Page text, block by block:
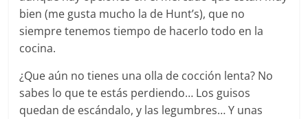
bien (me gusta mucho la de Hunt’s), que no
siempre tenemos tiempo de hacerlo todo en la
cocina.
¿Que aún no tienes una olla de cocción lenta? No
sabes lo que te estás perdiendo… Los guisos
quedan de escándalo, y las legumbres… Y unas